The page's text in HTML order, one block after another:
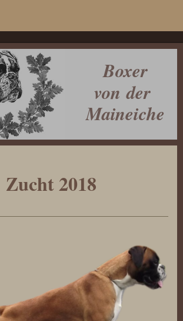
Boxer
von der
Maineiche
Zucht 2018